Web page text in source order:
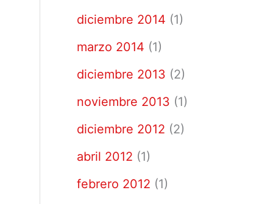
diciembre 2014 (1)
marzo 2014 (1)
diciembre 2013 (2)
noviembre 2013 (1)
diciembre 2012 (2)
abril 2012 (1)
febrero 2012 (1)